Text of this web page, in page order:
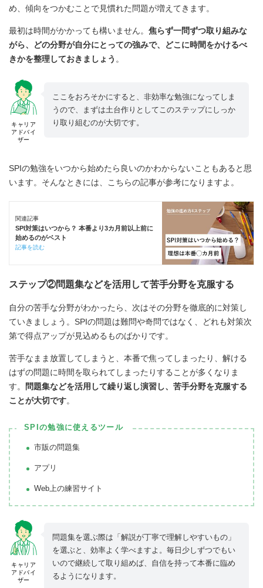
め、傾向をつかむことで見慣れた問題が増えてきます。
最初は時間がかかっても構いません。 焦らず一問ずつ取り組みな
がら、どの分野が自分にとっての強みで、どこに時間をかけるべ
きかを整理しておきましょう 。
キャリア
アドバイ
ザー
ここをおろそかにすると、非効率な勉強になってしま
うので、まずは土台作りとしてこのステップにしっか
り取り組むのが大切です。
SPIの勉強をいつから始めたら良いのかわからないこともあると思
います。そんなときには、こちらの記事が参考になりますよ。
関連記事
SPI対策はいつから？ 本番より3カ月前以上前に
始めるのがベスト
記事を読む
ステップ②問題集などを活用して苦手分野を克服する
自分の苦手な分野がわかったら、次はその分野を徹底的に対策し
ていきましょう。SPIの問題は難問や奇問ではなく、どれも対策次
第で得点アップが見込めるものばかりです。
苦手なまま放置してしまうと、本番で焦ってしまったり、解ける
はずの問題に時間を取られてしまったりすることが多くなりま
す。
問題集などを活用して繰り返し演習し、苦手分野を克服する
ことが大切です。
SPIの勉強に使えるツール
市販の問題集
アプリ
Web上の練習サイト
キャリア
アドバイ
ザー
問題集を選ぶ際は「解説が丁寧で理解しやすいもの」
を選ぶと、効率よく学べますよ。毎日少しずつでもい
いので継続して取り組めば、自信を持って本番に臨め
るようになります。